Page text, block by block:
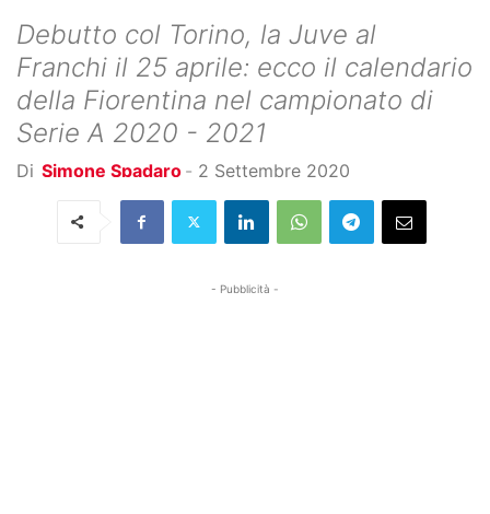
Debutto col Torino, la Juve al
Franchi il 25 aprile: ecco il calendario
della Fiorentina nel campionato di
Serie A 2020 - 2021
Di Simone Spadaro - 2 Settembre 2020
- Pubblicità -